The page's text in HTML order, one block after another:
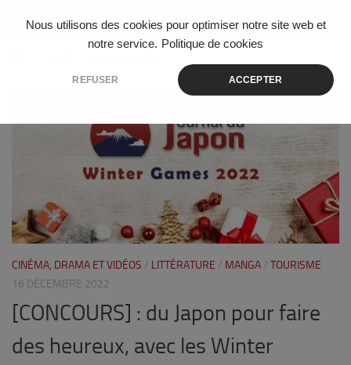
Nous utilisons des cookies pour optimiser notre site web et
notre service. Politique de cookies
REFUSER ACCEPTER
Skip to content
CINÉMA, DRAMA ET VIDÉOS / LITTÉRATURE / MANGA / TOURISME
16 DÉCEMBRE 2022
[CONCOURS] : du Japon pour faire
des heureux, avec les Winter